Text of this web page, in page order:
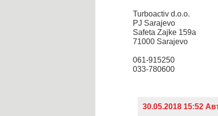
Turboactiv d.o.o.
PJ Sarajevo
Safeta Zajke 159a
71000 Sarajevo
061-915250
033-780600
30.05.2018 15:52